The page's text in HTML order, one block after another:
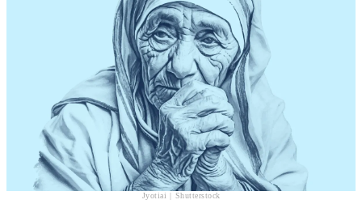
Jyotiai | Shutterstock